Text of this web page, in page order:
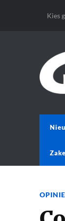
Kies
OPINIE